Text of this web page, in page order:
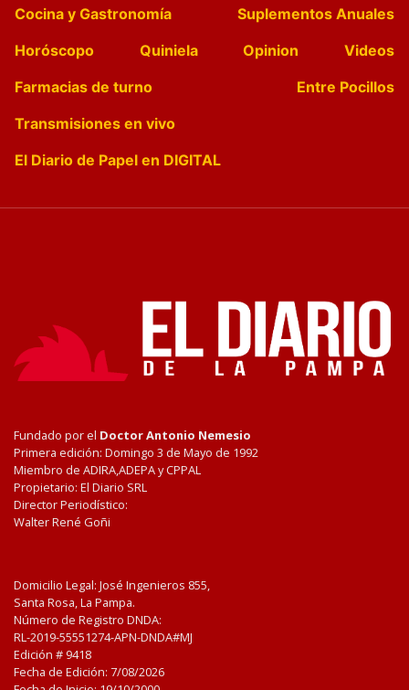
Cocina y Gastronomía
Suplementos Anuales
Horóscopo
Quiniela Opinion
Videos
Farmacias de turno
Entre Pocillos
Transmisiones en vivo
El Diario de Papel en DIGITAL
Fundado por el Doctor Antonio Nemesio
Primera edición: Domingo 3 de Mayo de 1992
Miembro de ADIRA,ADEPA y CPPAL
Propietario: El Diario SRL
Director Periodístico:
Walter René Goñi
Domicilio Legal: José Ingenieros 855,
Santa Rosa, La Pampa.
Número de Registro DNDA:
RL-2019-55551274-APN-DNDA#MJ
Edición # 9418
Fecha de Edición: 7/08/2026